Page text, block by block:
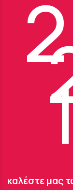
καλέστε μας